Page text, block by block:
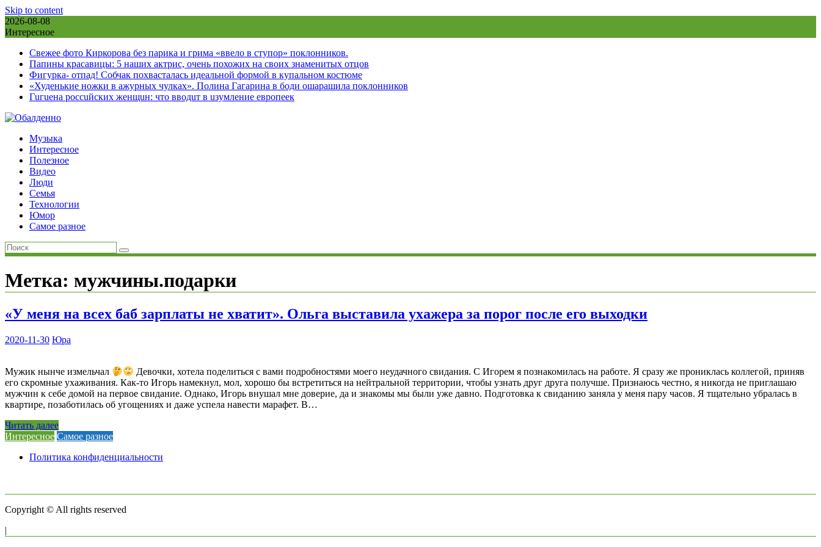
Skip to content
2026-08-08
Интересное
Свежее фото Киркорова без парика и грима «ввело в ступор» поклонников.
Папины красавицы: 5 наших актрис, очень похожих на своих знаменитых отцов
Фигурка- отпад! Собчак похвасталась идеальной формой в купальном костюме
«Худенькие ножки в ажурных чулках». Полина Гагарина в боди ошарашила поклонников
Гuгuена россuйских женщuн: что вводuт в uзумление европеек
Музыка
Интересное
Полезное
Видео
Люди
Семья
Технологии
Юмор
Самое разное
Метка: мужчины.подарки
«У меня на всех баб зарплаты не хватит». Ольга выставила ухажера за порог после его выходки
2020-11-30 Юра
Мужик нынче измельчал
Девочки, хотела поделиться с вами подробностями моего неудачного свидания. С Игорем я познакомилась на работе. Я сразу же прониклась коллегой, приняв
его скромные ухаживания. Как-то Игорь намекнул, мол, хорошо бы встретиться на нейтральной территории, чтобы узнать друг друга получше. Признаюсь честно, я никогда не приглашаю
мужчин к себе домой на первое свидание. Однако, Игорь внушал мне доверие, да и знакомы мы были уже давно. Подготовка к свиданию заняла у меня пару часов. Я тщательно убралась в
квартире, позаботилась об угощениях и даже успела навести марафет. В…
Читать далее
Интересное Самое разное
Политика конфиденциальности
Copyright © All rights reserved
|